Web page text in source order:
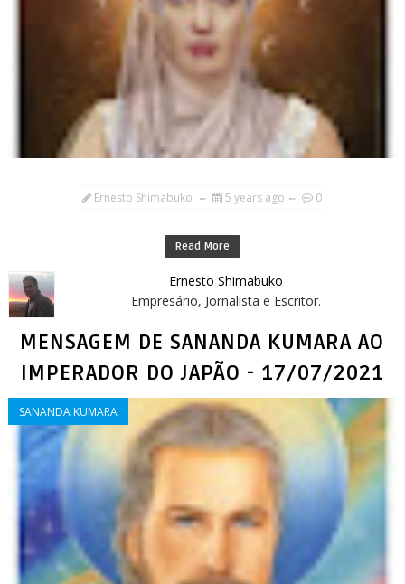
Ernesto Shimabuko 5 years ago 0
Read More
Ernesto Shimabuko
Empresário, Jornalista e Escritor.
MENSAGEM DE SANANDA KUMARA AO
IMPERADOR DO JAPÃO - 17/07/2021
SANANDA KUMARA